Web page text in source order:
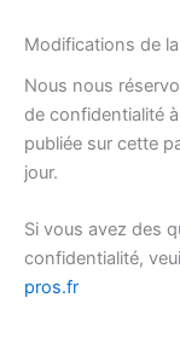
Modifications de
Nous nous
de confidentialité
publiée sur cette
jour.
Si vous avez des
confidentialité,
pros.fr